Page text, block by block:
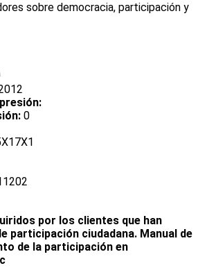
sobre democracia, participación y
0
por los clientes que han
participación ciudadana. Manual de
de la participación en